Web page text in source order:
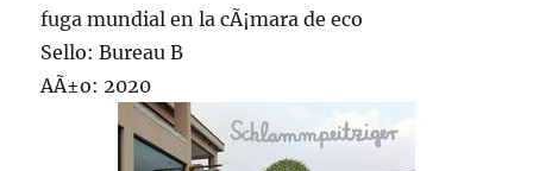
fuga mundial en la cÃ¡mara de eco
Sello: Bureau B
AÃ±o: 2020